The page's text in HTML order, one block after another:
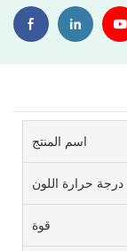
اسم المنتج
قوة